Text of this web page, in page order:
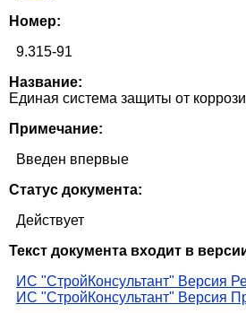
Номер:
9.315-91
Название:
Единая система защиты от
Примечание:
Введен впервые
Статус документа:
Действует
Текст документа входит в
ИС "СтройКонсультант" Версия
ИС "СтройКонсультант" Версия